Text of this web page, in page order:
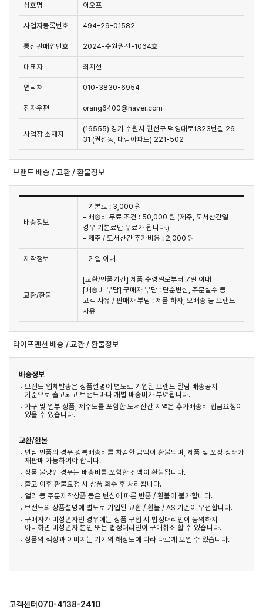
상호명 이오프
사업자등록번호 494-29-01582
통신판매업번호 2024-수원권선-1064호
대표자 최지선
연락처 010-3830-6954
전자우편 orang6400@naver.com
사업장 소재지
(16555) 경기 수원시 권선구 덕영대로1323번길 26-
31 (권선동, 대림아파트) 221-502
브랜드 배송 / 교환 / 환불정보
배송정보
- 기본료 : 3,000 원
- 배송비 무료 조건 : 50,000 원 (제주, 도서산간일
경우 기본료만 무료가 됩니다.)
- 제주 / 도서산간 추가비용 : 2,000 원
제작정보 - 2 일 이내
교환/환불
[교환/반품기간] 제품 수령일로부터 7일 이내
[배송비 부담] 구매자 부담 : 단순변심, 주문실수 등
고객 사유 / 판매자 부담 : 제품 하자, 오배송 등 브랜드
사유
라이프멘션 배송 / 교환 / 환불정보
배송정보
브랜드 업체발송은 상품설명에 별도로 기입된 브랜드 알림 배송공지
기준으로 출고되고 브랜드마다 개별 배송비가 부여됩니다.
가구 및 일부 상품, 제주도를 포함한 도서산간 지역은 추가배송비 입금요청이
있을 수 있습니다.
교환/환불
변심 반품의 경우 왕복배송비를 차감한 금액이 환불되며, 제품 및 포장 상태가
재판매 가능하여야 합니다.
상품 불량인 경우는 배송비를 포함한 전액이 환불됩니다.
출고 이후 환불요청 시 상품 회수 후 처리됩니다.
얼리 등 주문제작상품 등은 변심에 따른 반품 / 환불이 불가합니다.
브랜드의 상품설명에 별도로 기입된 교환 / 환불 / AS 기준이 우선합니다.
구매자가 미성년자인 경우에는 상품 구입 시 법정대리인이 동의하지
아니하면 미성년자 본인 또는 법정대리인이 구매취소 할 수 있습니다.
상품의 색상과 이미지는 기기의 해상도에 따라 다르게 보일 수 있습니다.
고객센터 070-4138-2410